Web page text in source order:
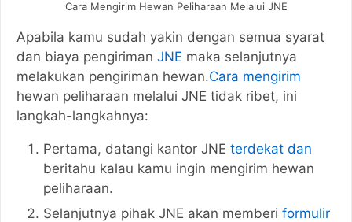
Cara Mengirim Hewan Peliharaan Melalui JNE
Apabila kamu sudah yakin dengan semua syarat
dan biaya pengiriman JNE maka selanjutnya
melakukan pengiriman hewan.Cara mengirim
hewan peliharaan melalui JNE tidak ribet, ini
langkah-langkahnya:
Pertama, datangi kantor JNE terdekat dan
beritahu kalau kamu ingin mengirim hewan
peliharaan.
Selanjutnya pihak JNE akan memberi formulir